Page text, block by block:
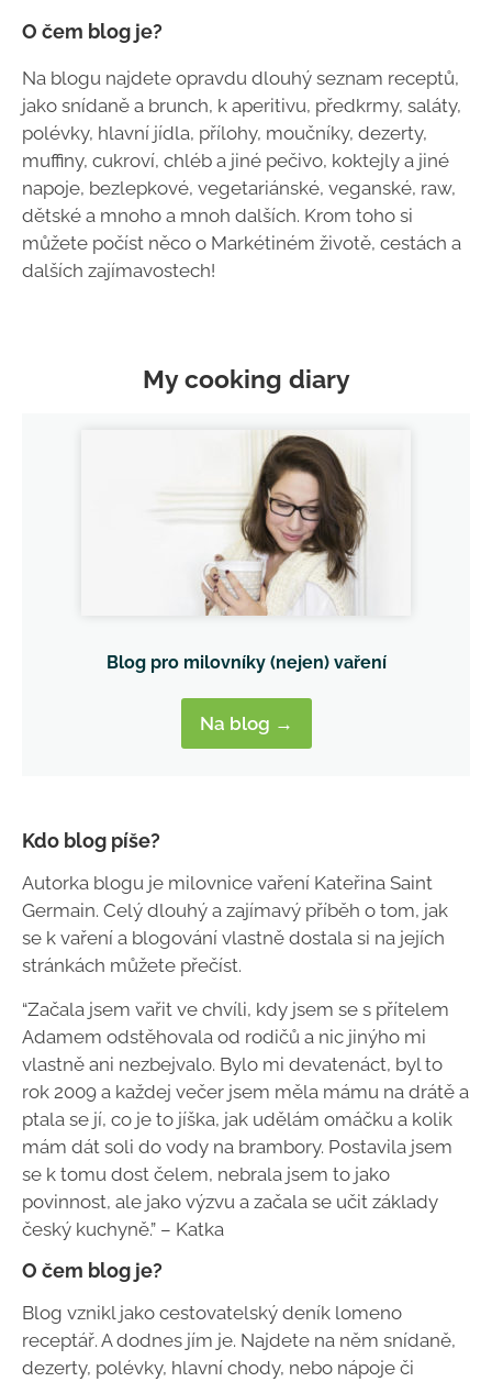
O čem blog je?
Na blogu najdete opravdu dlouhý seznam receptů,
jako snídaně a brunch, k aperitivu, předkrmy, saláty,
polévky, hlavní jídla, přílohy, moučníky, dezerty,
muffiny, cukroví, chléb a jiné pečivo, koktejly a jiné
napoje, bezlepkové, vegetariánské, veganské, raw,
dětské a mnoho a mnoh dalších. Krom toho si
můžete počíst něco o Markétiném životě, cestách a
dalších zajímavostech!
My cooking diary
Blog pro milovníky (nejen) vaření
Na blog →
Kdo blog píše?
Autorka blogu je milovnice vaření Kateřina Saint
Germain. Celý dlouhý a zajímavý příběh o tom, jak
se k vaření a blogování vlastně dostala si na jejích
stránkách můžete přečíst.
“Začala jsem vařit ve chvíli, kdy jsem se s přítelem
Adamem odstěhovala od rodičů a nic jinýho mi
vlastně ani nezbejvalo. Bylo mi devatenáct, byl to
rok 2009 a každej večer jsem měla mámu na drátě a
ptala se jí, co je to jíška, jak udělám omáčku a kolik
mám dát soli do vody na brambory. Postavila jsem
se k tomu dost čelem, nebrala jsem to jako
povinnost, ale jako výzvu a začala se učit základy
český kuchyně.” – Katka
O čem blog je?
Blog vznikl jako cestovatelský deník lomeno
receptář. A dodnes jím je. Najdete na něm snídaně,
dezerty, polévky, hlavní chody, nebo nápoje či